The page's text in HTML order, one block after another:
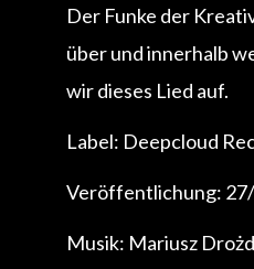
Der Funke der
über und innerhalb
wir dieses Lied auf.
Label: Deepcloud
Veröffentlichung:
Musik: Mariusz